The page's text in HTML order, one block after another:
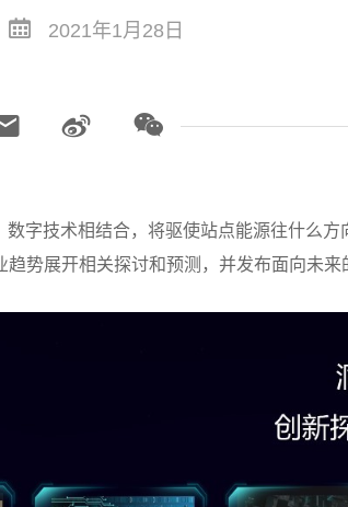
2021年1月28日
字技术相结合，将驱使站点能源往什么
势展开相关探讨和预测，并发布面向未来